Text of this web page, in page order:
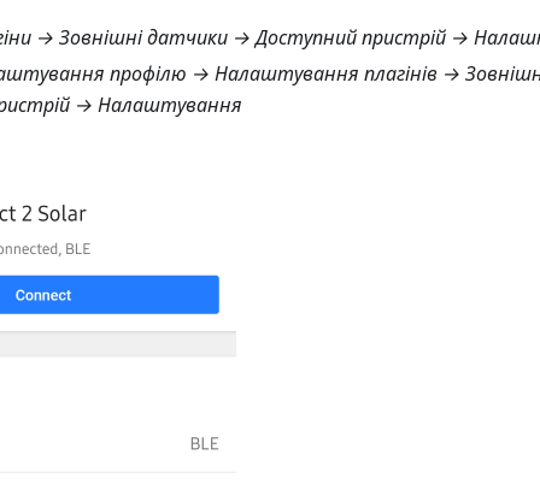
→ Зовнішні датчики → Доступний пристрій →
профілю → Налаштування плагінів →
→ Налаштування